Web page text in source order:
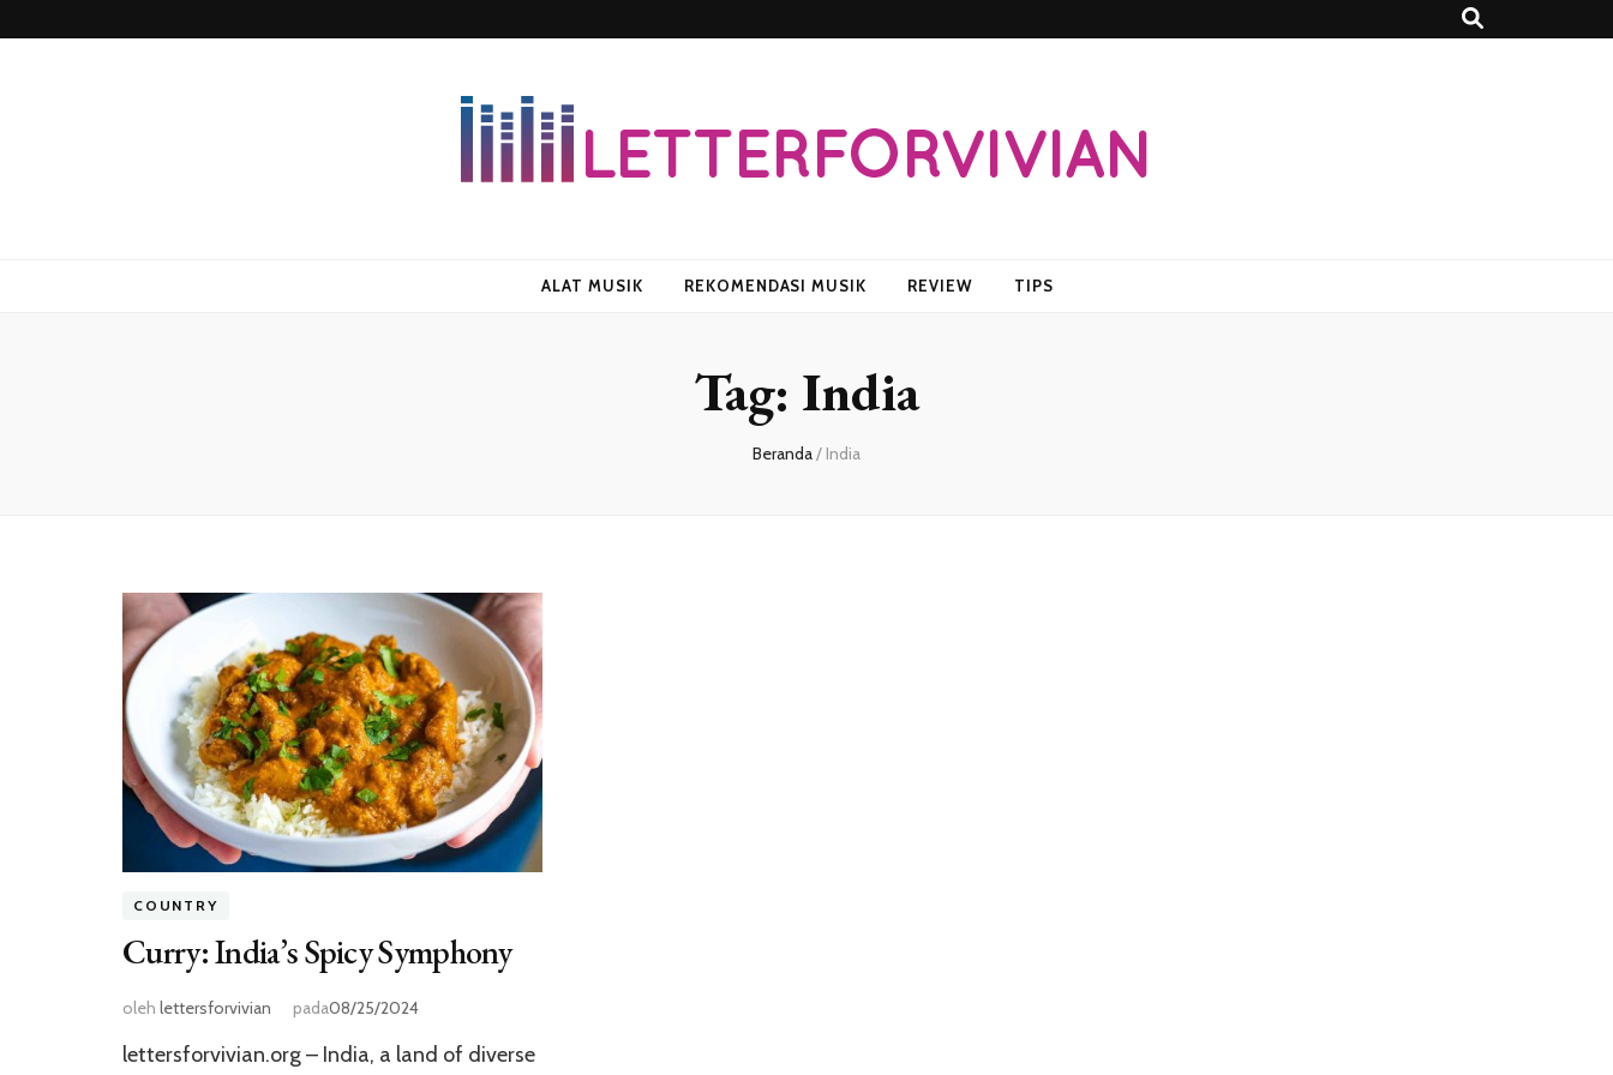
ALAT MUSIK REKOMENDASI MUSIK REVIEW TIPS
Tag: India
Beranda/ India
COUNTRY
Curry: India’s Spicy Symphony
oleh lettersforvivian pada08/25/2024
lettersforvivian.org – India, a land of diverse